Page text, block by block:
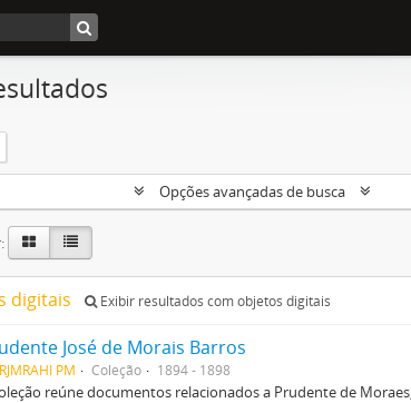
Opções avançadas de busca
digitais Exibir resultados com objetos digitais
José de Morais Barros
PM Coleção 1894 - 1898
reúne documentos relacionados a Prudente de